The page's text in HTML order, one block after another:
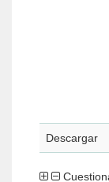
Descargar